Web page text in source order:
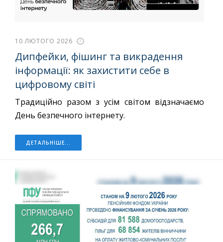
10 ЛЮТОГО 2026
Дипфейки, фішинг та викрадення
інформації: як захистити себе в
цифровому світі
Традиційно разом з усім світом відзначаємо
День безпечного інтернету.
ДЕТАЛЬНІШЕ...